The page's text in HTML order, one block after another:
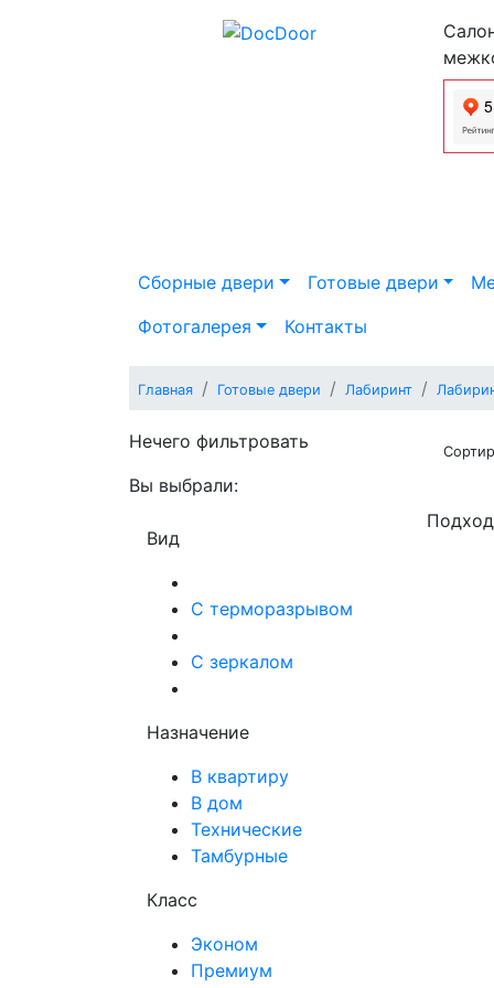
Сборные двери Готовые двери
Фотогалерея
Контакты
Главная Готовые двери Лабиринт
Нечего фильтровать
Вы выбрали:
Вид
С терморазрывом
С зеркалом
Назначение
В квартиру
В дом
Технические
Тамбурные
Класс
Эконом
Премиум